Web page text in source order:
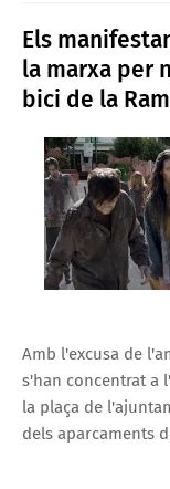
Els
la marxa per
bici de la
Amb l'excusa de
s'han concentrat a
la plaça de
dels aparcaments